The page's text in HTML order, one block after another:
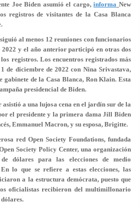
Joe Biden asumió el cargo,informa New
registros de visitantes de la Casa Blanca
al menos 12 reuniones con funcionarios
2022 y el año anterior participó en otras dos
registros. Los encuentros registrados más
de diciembre de 2022 con Nina Srivastava,
gabinete de la Casa Blanca, Ron Klain. Esta
presidencial de Biden.
a una lujosa cena en el jardín sur de la
el presidente y la primera dama Jill Biden
Emmanuel Macron, y su esposa, Brigitte.
red Open Society Foundations, fundada
Society Policy Center, una organización
dólares para las elecciones de medio
lo que se refiere a estas elecciones, las
a la estructura demócrata, puesto que
oficialistas recibieron del multimillonario
.